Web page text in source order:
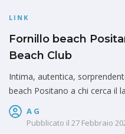
LINK
Fornillo beach
Beach Club
Intima, autentica,
beach Positano a chi cerca il
A G
Pubblicato il 27 Febbraio